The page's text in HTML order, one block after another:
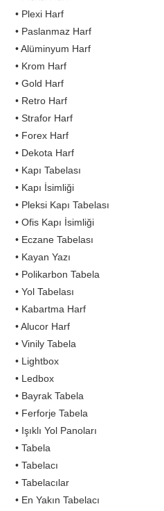
• Plexi Harf
• Paslanmaz Harf
• Alüminyum Harf
• Krom Harf
• Gold Harf
• Retro Harf
• Strafor Harf
• Forex Harf
• Dekota Harf
• Kapı Tabelası
• Kapı İsimliği
• Pleksi Kapı Tabelası
• Ofis Kapı İsimliği
• Eczane Tabelası
• Kayan Yazı
• Polikarbon Tabela
• Yol Tabelası
• Kabartma Harf
• Alucor Harf
• Vinily Tabela
• Lightbox
• Ledbox
• Bayrak Tabela
• Ferforje Tabela
• Işıklı Yol Panoları
• Tabela
• Tabelacı
• Tabelacılar
• En Yakın Tabelacı